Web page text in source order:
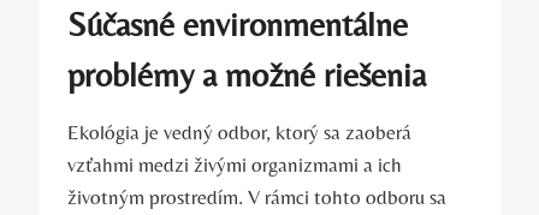
Súčasné environmentálne
problémy a možné riešenia
Ekológia je ​vedný odbor, ktorý sa⁣ zaoberá
vzťahmi ⁣medzi živými organizmami a ich
životným ⁢prostredím. V rámci tohto odboru sa